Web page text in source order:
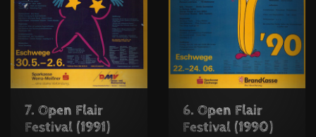
7. Open Flair
Festival (1991)
6. Open Flair
Festival (1990)